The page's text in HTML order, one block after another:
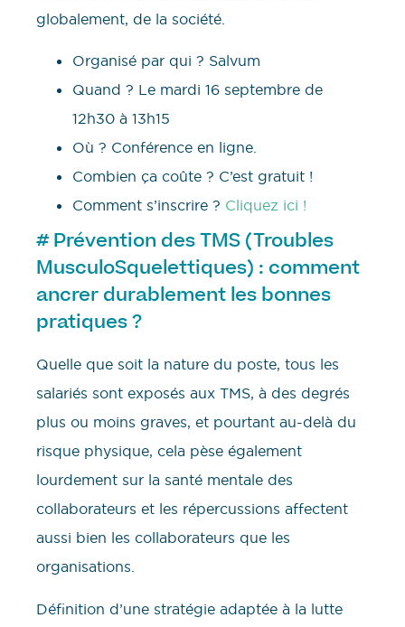
globalement, de la société.
Organisé par qui ? Salvum
Quand ? Le mardi 16 septembre de
12h30 à 13h15
Où ? Conférence en ligne.
Combien ça coûte ? C’est gratuit !
Comment s’inscrire ? Cliquez ici !
# Prévention des TMS (Troubles
MusculoSquelettiques) : comment
ancrer durablement les bonnes
pratiques ?
Quelle que soit la nature du poste, tous les
salariés sont exposés aux TMS, à des degrés
plus ou moins graves, et pourtant au-delà du
risque physique, cela pèse également
lourdement sur la santé mentale des
collaborateurs et les répercussions affectent
aussi bien les collaborateurs que les
organisations.
Définition d’une stratégie adaptée à la lutte